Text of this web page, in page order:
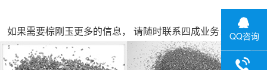
如果需要棕刚玉更多的信息， 请随时联系四成业务：QQ咨询